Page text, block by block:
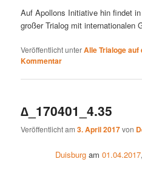
Auf Apollons Initiative hin findet
großer Trialog mit internationalen
Veröffentlicht unterAlle Trialoge auf
Kommentar
∆_170401_4.35
Veröffentlicht am3. April 2017von
Duisburgam 01.04.2017,